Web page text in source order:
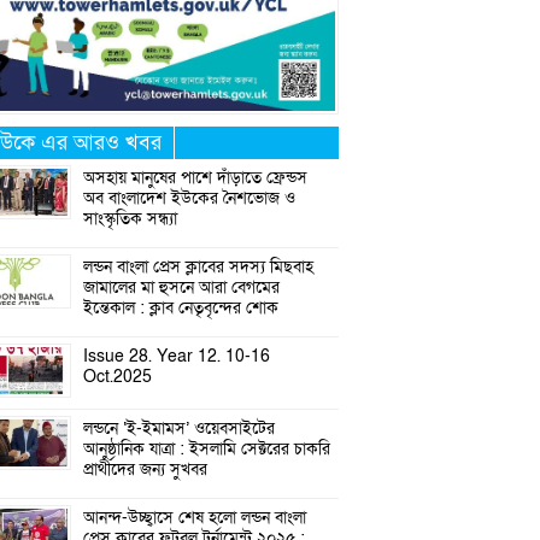
এর আরও খবর
অসহায় মানুষের পাশে দাঁড়াতে ফ্রেন্ডস
অব বাংলাদেশ ইউকের নৈশভোজ ও
সাংস্কৃতিক সন্ধ্যা
লন্ডন বাংলা প্রেস ক্লাবের সদস্য মিছবাহ
জামালের মা হুসনে আরা বেগমের
ইন্তেকাল : ক্লাব নেতৃবৃন্দের শোক
Issue 28. Year 12. 10-16
Oct.2025
লন্ডনে ‘ই-ইমামস’ ওয়েবসাইটের
আনুষ্ঠানিক যাত্রা : ইসলামি সেক্টরের চাকরি
প্রার্থীদের জন্য সুখবর
আনন্দ-উচ্ছ্বাসে শেষ হলো লন্ডন বাংলা